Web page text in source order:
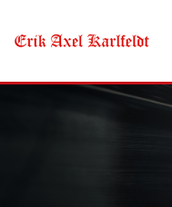
Skip to main content